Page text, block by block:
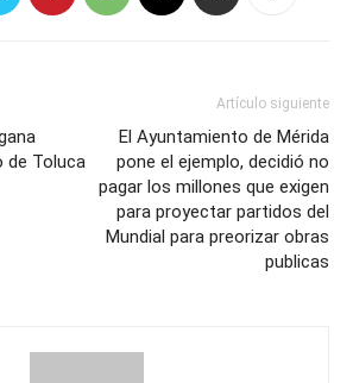
de Toluca
Artículo siguiente
El Ayuntamiento de Mérida
pone el ejemplo, decidió no
pagar los millones que exigen
para proyectar partidos del
Mundial para preorizar obras
publicas